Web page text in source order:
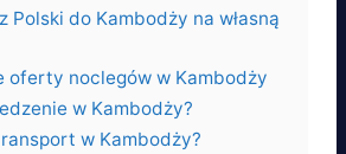
Polski do Kambodży na własną
oferty noclegów w Kambodży
w Kambodży?
w Kambodży?